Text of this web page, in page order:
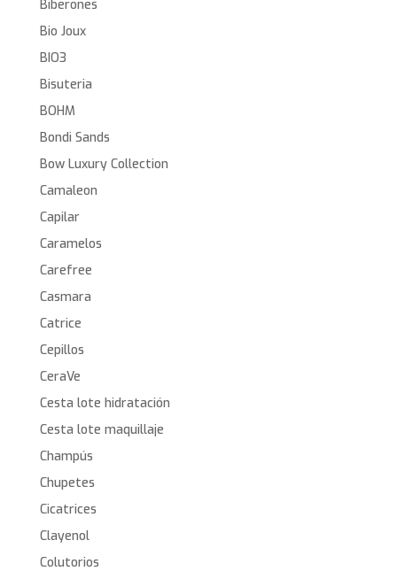
Biberones
Bio Joux
BIO3
Bisuteria
BOHM
Bondi Sands
Bow Luxury Collection
Camaleon
Capilar
Caramelos
Carefree
Casmara
Catrice
Cepillos
CeraVe
Cesta lote hidratación
Cesta lote maquillaje
Champús
Chupetes
Cicatrices
Clayenol
Colutorios